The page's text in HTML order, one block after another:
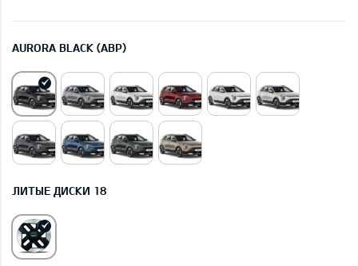
AURORA BLACK (ABP)
ЛИТЫЕ ДИСКИ 18